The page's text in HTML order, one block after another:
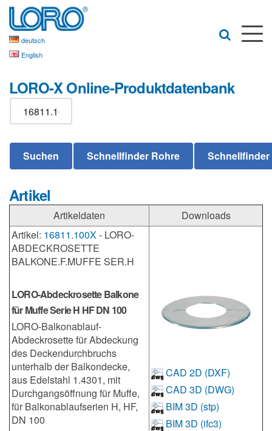
deutsch
English
LORO-X Online-Produktdatenbank
Artikel
Artikeldaten
Downloads
Artikel: 16811.100X- LORO-
ABDECKROSETTE
BALKONE.F.MUFFE SER.H
LORO-Abdeckrosette Balkone
für Muffe Serie H HF DN 100
LORO-Balkonablauf-
Abdeckrosette für Abdeckung
des Deckendurchbruchs
unterhalb der Balkondecke,
aus Edelstahl 1.4301, mit
Durchgangsöffnung für Muffe,
für Balkonablaufserien H, HF,
DN 100
CAD 2D (DXF)
CAD 3D (DWG)
BIM 3D (stp)
BIM 3D (ifc3)